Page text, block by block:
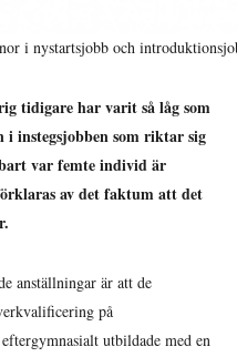
i nystartsjobb och
tidigare har varit så låg som
i instegsjobben som riktar sig
var femte individ är
av det faktum att det
anställningar är att de
på
utbildade med en